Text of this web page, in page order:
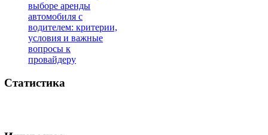
выборе аренды
автомобиля с
водителем: критерии,
условия и важные
вопросы к
провайдеру
Статистика